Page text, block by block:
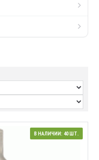
В НАЛИЧИИ: 40 ШТ.